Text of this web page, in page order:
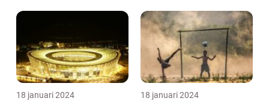
18 januari 2024 18 januari 2024